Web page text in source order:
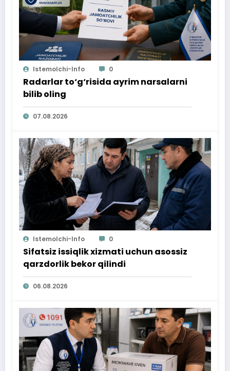
Istemolchi-Info 0
Radarlar to‘g‘risida ayrim narsalarni
bilib oling
07.08.2026
Istemolchi-Info 0
Sifatsiz issiqlik xizmati uchun asossiz
qarzdorlik bekor qilindi
06.08.2026